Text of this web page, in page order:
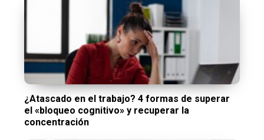
¿Atascado en el trabajo? 4 formas de superar
el «bloqueo cognitivo» y recuperar la
concentración